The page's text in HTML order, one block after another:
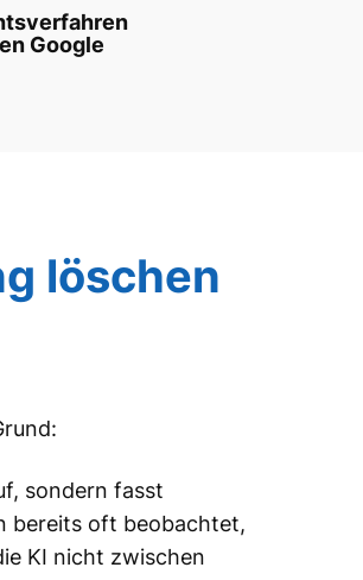
Google
löschen
sondern fasst
bereits oft beobachtet,
KI nicht zwischen